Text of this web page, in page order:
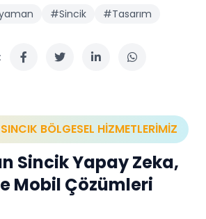
#Sincik
#Tasarım
BÖLGESEL HİZMETLERİMİZ
Sincik Yapay Zeka,
Mobil Çözümleri